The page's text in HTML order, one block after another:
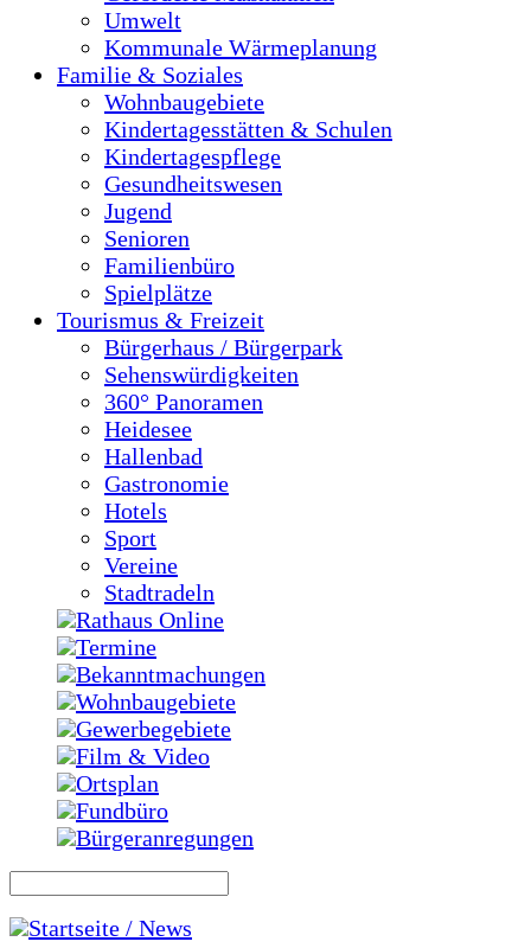
Umwelt
Kommunale Wärmeplanung
Familie & Soziales
Wohnbaugebiete
Kindertagesstätten & Schulen
Kindertagespflege
Gesundheitswesen
Jugend
Senioren
Familienbüro
Spielplätze
Tourismus & Freizeit
Bürgerhaus / Bürgerpark
Sehenswürdigkeiten
360° Panoramen
Heidesee
Hallenbad
Gastronomie
Hotels
Sport
Vereine
Stadtradeln
Rathaus Online
Termine
Bekanntmachungen
Wohnbaugebiete
Gewerbegebiete
Film & Video
Ortsplan
Fundbüro
Bürgeranregungen
Startseite / News